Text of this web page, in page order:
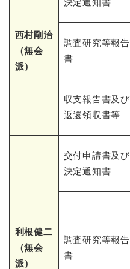
西村剛治
（無会
派）
調査研究等報告
書
収支報告書及び
返還領収書等
利根健二
（無会
派）
交付申請書及び
決定通知書
調査研究等報告
書